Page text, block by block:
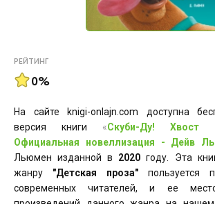
РЕЙТИНГ
0%
На сайте knigi-onlajn.com доступна
версия книги «Скуби-Ду! Хвост
Официальная новеллизация - Дейв
Льюмен изданной в 2020 году. Эта
жанру "Детская проза" пользуется
современных читателей, и ее